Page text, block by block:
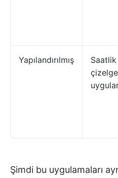
Yapılandırılmış
Şimdi bu uygulamaları